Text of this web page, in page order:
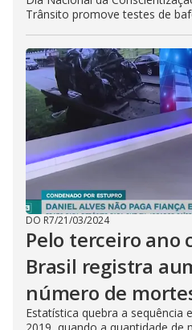
Trânsito promove testes de
DO R7/21/03/2024
Pelo terceiro ano
Brasil registra
número de
Estatística quebra a sequência